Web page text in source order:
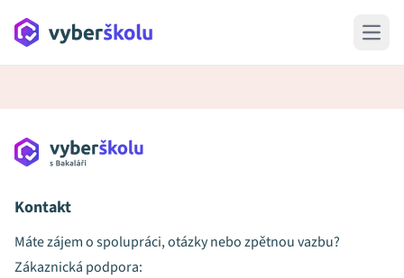
Open
Kontakt
Máte zájem o spolupráci, otázky nebo zpětnou vazbu?
Zákaznická podpora: